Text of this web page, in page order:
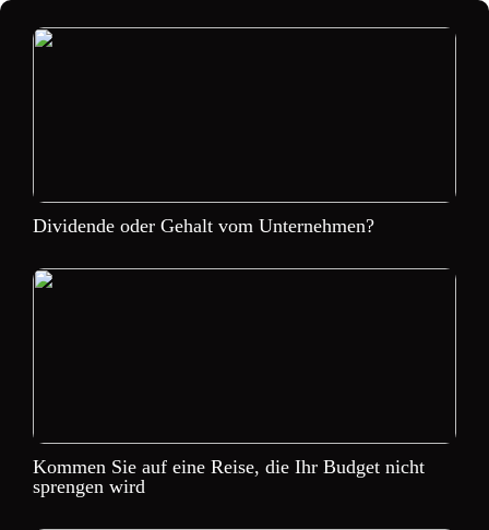
Dividende oder Gehalt vom Unternehmen?
Kommen Sie auf eine Reise, die Ihr Budget nicht
sprengen wird